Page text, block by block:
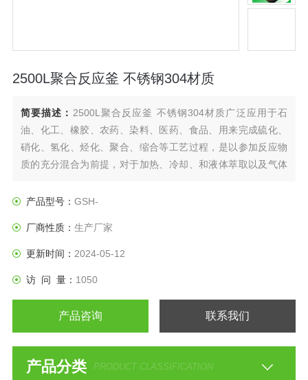
2500L聚合反应釜 不锈钢304材质
简要描述： 2500L聚合反应釜 不锈钢304材质广泛应用于石
油、化工、橡胶、农药、染料、医药、食品、用来完成硫化、
硝化、氢化、烃化、聚合、缩合等工艺过程，是以参加反应物
质的充分混合为前提，对于加热、冷却、和液体萃取以及气体
果，是化工，制药等行业理想的所需设备。
产品型号： GSH-
厂商性质： 生产厂家
更新时间： 2024-05-12
访 问 量： 1050
产品咨询 联系我们
产品分类 PRODUCT CLASSIFICATION